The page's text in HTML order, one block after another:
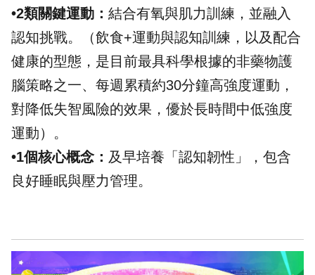
•2類關鍵運動： 結合有氧與肌力訓練，並融入
認知挑戰。（飲食+運動與認知訓練，以及配合
健康的型態，是目前最具科學根據的非藥物護
腦策略之一、每週累積約30分鐘高強度運動，
對降低失智風險的效果，優於長時間中低強度
運動）。
•1個核心概念： 及早培養「認知韌性」，包含
良好睡眠與壓力管理。